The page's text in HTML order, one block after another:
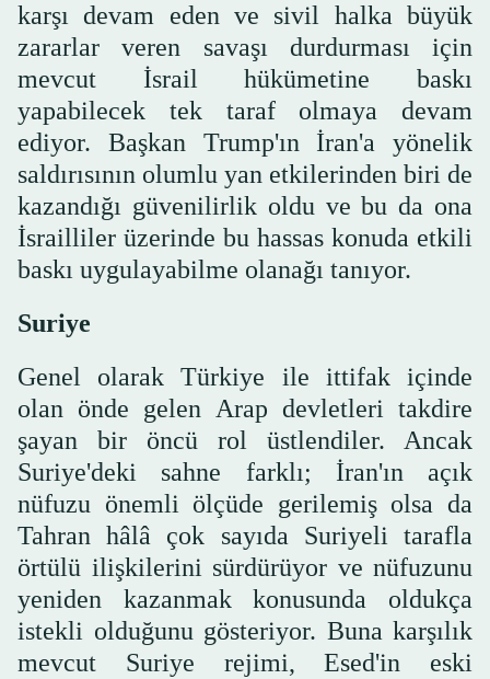
karşı devam eden ve sivil halka büyük
zararlar veren savaşı durdurması için
mevcut İsrail hükümetine baskı
yapabilecek tek taraf olmaya devam
ediyor. Başkan Trump'ın İran'a yönelik
saldırısının olumlu yan etkilerinden biri de
kazandığı güvenilirlik oldu ve bu da ona
İsrailliler üzerinde bu hassas konuda etkili
baskı uygulayabilme olanağı tanıyor.
Suriye
Genel olarak Türkiye ile ittifak içinde
olan önde gelen Arap devletleri takdire
şayan bir öncü rol üstlendiler. Ancak
Suriye'deki sahne farklı; İran'ın açık
nüfuzu önemli ölçüde gerilemiş olsa da
Tahran hâlâ çok sayıda Suriyeli tarafla
örtülü ilişkilerini sürdürüyor ve nüfuzunu
yeniden kazanmak konusunda oldukça
istekli olduğunu gösteriyor. Buna karşılık
mevcut Suriye rejimi, Esed'in eski